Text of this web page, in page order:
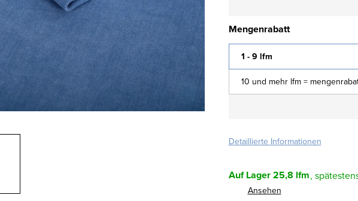
Mengenrabatt
1 - 9 lfm
10 und mehr lfm =
Detaillierte Informationen
Auf Lager25,8 lfm
Ansehen